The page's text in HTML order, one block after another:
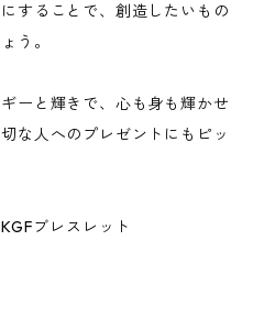
することで、創造したいもの
う。
ーと輝きで、心も身も輝かせ
な人へのプレゼントにもピッ
ブレスレット